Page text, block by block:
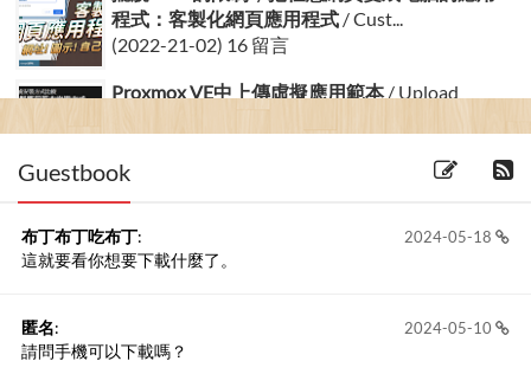
程式：客製化網頁應用程式 / Cust...
(2022-21-02) 16 留言
Proxmox VE中上傳虛擬應用範本/ Upload
Guestbook
2024-05-18
布丁布丁吃布丁:
這就要看你想要下載什麼了。
2024-05-10
匿名:
請問手機可以下載嗎？